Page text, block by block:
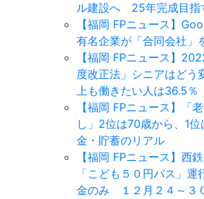
ル建設へ 25年完成目
【福岡 FPニュース】
有名企業が「合同会社」
【福岡 FPニュース】
度改正法」シニアはどう
上も働きたい人は36.5％
【福岡 FPニュース】「
し」2位は70歳から、1
金・貯蓄のリアル
【福岡 FPニュース】西
「こども５０円バス」
金のみ １２月２４～３